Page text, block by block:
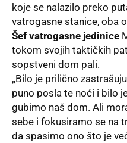
koje se nalazilo preko
vatrogasne stanice, oba
Šef vatrogasne jedinice
tokom svojih taktičkih
sopstveni dom pali.
„Bilo je prilično
puno posla te noći i bilo
gubimo naš dom. Ali
sebe i fokusiramo se na
da spasimo ono što je